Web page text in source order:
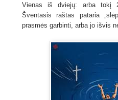
Vienas iš dviejų: arba tokį
Šventasis raštas pataria
prasmės garbinti, arba jo išvis